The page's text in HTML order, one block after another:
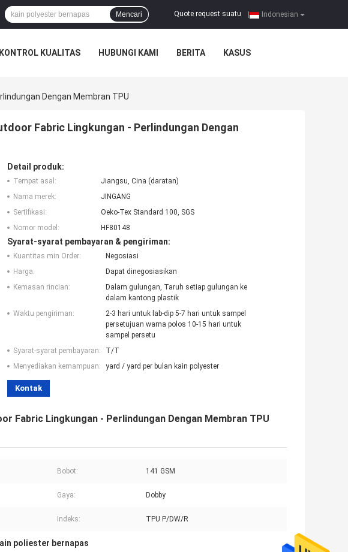
Indonesian
Quote request suatu
Mencari
KONTROL KUALITAS HUBUNGI KAMI BERITA KASUS
Dengan Membran TPU
Fabric Lingkungan - Perlindungan Dengan
Detail produk:
Tempat asal:
Jiangsu, Cina (daratan)
Nama merek:
JINGANG
Sertifikasi:
Oeko-Tex Standard 100, SGS
Nomor model:
HF80148
Syarat-syarat pembayaran & pengiriman:
Kuantitas min Order:
Negosiasi
Harga:
Dapat dinegosiasikan
Kemasan rincian:
Dalam gulungan, Taruh setiap gulungan ke
dalam kantong plastik
Waktu pengiriman:
2-3 hari untuk lab-dip 5-7 hari untuk sampel
persetujuan warna polos 10-15 hari untuk
sampel persetu
Syarat-syarat pembayaran:
T/T
Menyediakan kemampuan:
yard / yard per bulan kain polyester
Kontak
Fabric Lingkungan - Perlindungan Dengan Membran TPU
Bobot: 141 GSM
Gaya: Dobby
Indeks: TPU P/DW/R
poliester bernapas